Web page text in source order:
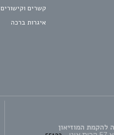
קשרים וקישורים
איגרות ברכה
להקמת המוזיאון